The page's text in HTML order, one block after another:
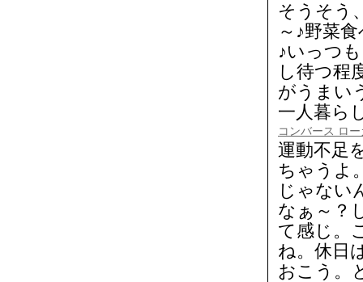
そうそう
～♪野菜
♪いっつ
し待つ程
がうまい
一人暮ら
コンバース ロ
運動不足
ちゃうよ
じゃない
なぁ～？
て感じ。
ね。休日
おこう。